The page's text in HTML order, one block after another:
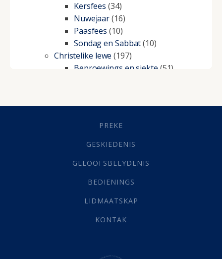
Kersfees (34)
Nuwejaar(16)
Paasfees (10)
Sondag en Sabbat(10)
Christelike lewe (197)
Beproewings en siekte (51)
Geestelike Groei(10)
(21)
Grys Areas(4)
Lewensdoel(3)
Selfondersoek(1)
Werk(22)
(142)
PREKE
GESKIEDENIS
GELOOFSBELYDENIS
BEDIENINGS
LIDMAATSKAP
KONTAK